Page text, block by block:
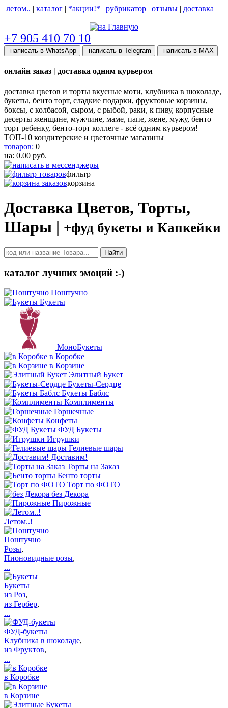
летом.. | каталог | *акции!* | рубрикатор | отзывы | доставка
+7 905 410 70 10
написать в WhatsApp написать в Telegram написать в МАХ
онлайн заказ | доставка одним курьером
доставка цветов и торты вкусные моти, клубника в шоколаде,
букеты, бенто торт, сладкие подарки, фруктовые корзины,
боксы, с колбасой, сыром, с рыбой, раки, к пиву, корпусные
десерты женщине, мужчине, маме, папе, жене, мужу, бенто
торт ребенку, бенто-торт коллеге - всё одним курьером!
ТОП-10 кондитерские и цветочные магазины
товаров: 0
на: 0.00 руб.
фильтр
корзина
Доставка Цветов, Торты,
Шары | +фуд букеты и Капкейки
Найти
каталог лучших эмоций :-)
Поштучно
Букеты
МоноБукеты
в Коробке
в Корзине
Элитный Букет
Букеты-Сердце
Букеты Баблс
Комплименты
Горшечные
Конфеты
ФУД Букеты
Игрушки
Гелиевые шары
Доставим!
Торты на Заказ
Бенто торты
Торт по ФОТО
без Декора
Пирожные
Летом..!
Поштучно
Розы,
Пионовидные розы,
...
Букеты
из Роз,
из Гербер,
...
ФУД-букеты
Клубника в шоколаде,
из Фруктов,
...
в Коробке
в Корзине